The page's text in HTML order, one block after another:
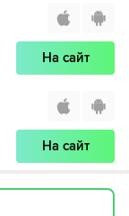
На сайт
На сайт